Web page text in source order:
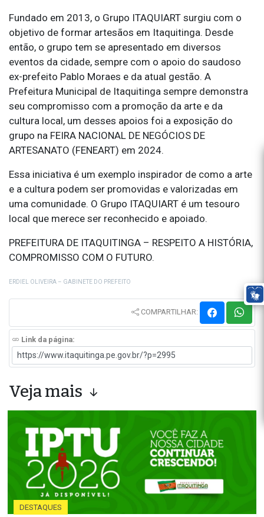
Fundado em 2013, o Grupo ITAQUIART surgiu com o
objetivo de formar artesãos em Itaquitinga. Desde
então, o grupo tem se apresentado em diversos
eventos da cidade, sempre com o apoio do saudoso
ex-prefeito Pablo Moraes e da atual gestão. A
Prefeitura Municipal de Itaquitinga sempre demonstra
seu compromisso com a promoção da arte e da
cultura local, um desses apoios foi a exposição do
grupo na FEIRA NACIONAL DE NEGÓCIOS DE
ARTESANATO (FENEART) em 2024.
Essa iniciativa é um exemplo inspirador de como a arte
e a cultura podem ser promovidas e valorizadas em
uma comunidade. O Grupo ITAQUIART é um tesouro
local que merece ser reconhecido e apoiado.
PREFEITURA DE ITAQUITINGA – RESPEITO A HISTÓRIA,
COMPROMISSO COM O FUTURO.
ERDIEL OLIVEIRA – GABINETE DO PREFEITO
COMPARTILHAR:
Link da página:
Veja mais
DESTAQUES